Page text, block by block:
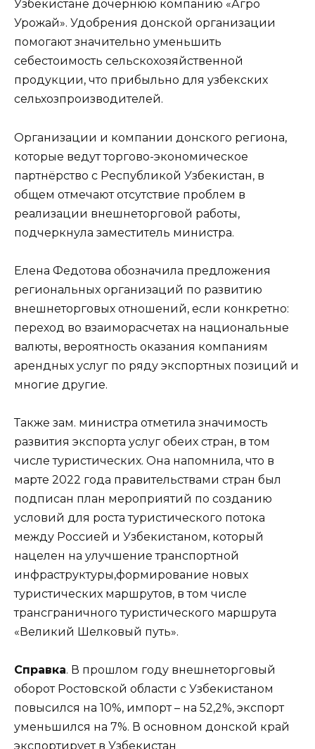
Узбекистане дочернюю компанию «Агро
Урожай». Удобрения донской организации
помогают значительно уменьшить
себестоимость сельскохозяйственной
продукции, что прибыльно для узбекских
сельхозпроизводителей.
Организации и компании донского региона,
которые ведут торгово-экономическое
партнёрство с Республикой Узбекистан, в
общем отмечают отсутствие проблем в
реализации внешнеторговой работы,
подчеркнула заместитель министра.
Елена Федотова обозначила предложения
региональных организаций по развитию
внешнеторговых отношений, если конкретно:
переход во взаиморасчетах на национальные
валюты, вероятность оказания компаниям
арендных услуг по ряду экспортных позиций и
многие другие.
Также зам. министра отметила значимость
развития экспорта услуг обеих стран, в том
числе туристических. Она напомнила, что в
марте 2022 года правительствами стран был
подписан план мероприятий по созданию
условий для роста туристического потока
между Россией и Узбекистаном, который
нацелен на улучшение транспортной
инфраструктуры,формирование новых
туристических маршрутов, в том числе
трансграничного туристического маршрута
«Великий Шелковый путь».
Справка. В прошлом году внешнеторговый
оборот Ростовской области с Узбекистаном
повысился на 10%, импорт – на 52,2%, экспорт
уменьшился на 7%. В основном донской край
экспортирует в Узбекистан